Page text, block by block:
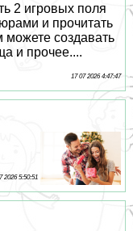
2 игровых поля
и прочитать
создавать
и прочее....
17 07 2026 4:47:47
2026 5:50:51